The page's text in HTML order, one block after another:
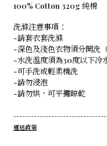
100% Cotton 320g 純棉
洗滌注意事項：
-請套衣套洗滌
-深色及淺色衣物須分開洗
-水洗溫度須為30度以下冷
-可手洗或輕柔機洗
-請勿浸泡
-請勿烘，可平攤晾乾
運送政策